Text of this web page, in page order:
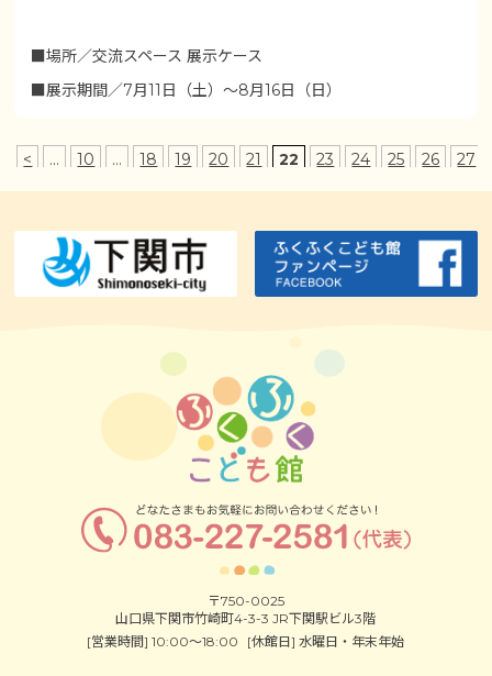
■場所／交流スペース 展示ケース
■展示期間／7月11日（土）～8月16日（日）
< ... 10 ... 18 19 20 21 22 23 24 25 26 27
〒750-0025
山口県下関市竹崎町4-3-3 JR下関駅ビル3階
[営業時間] 10:00～18:00
[休館日] 水曜日・年末年始